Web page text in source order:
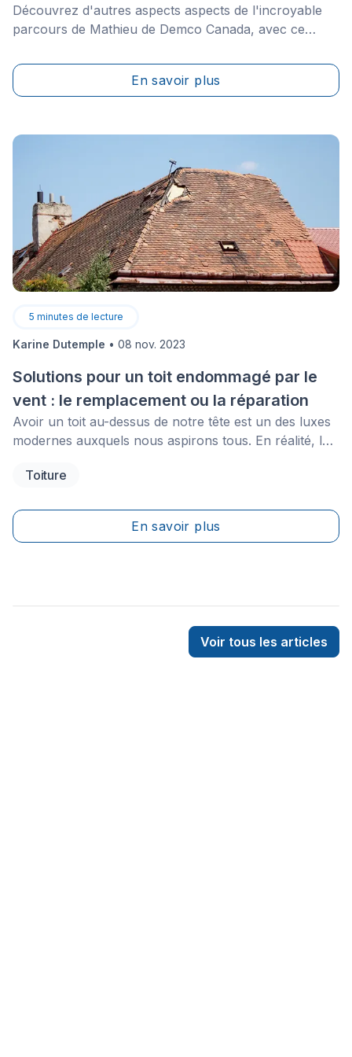
Découvrez d'autres aspects aspects de l'incroyable
parcours de Mathieu de Demco Canada, avec ce
En savoir plus
5 minutes de lecture
Karine Dutemple • 08 nov. 2023
Solutions pour un toit endommagé par le
vent : le remplacement ou la réparation
Avoir un toit au-dessus de notre tête est un des luxes
modernes auxquels nous aspirons tous. En réalité, le
seulement celui-ci empêche-t-il&nbsp;les éléments
il&nbsp;aide&nbsp;également à contrôler la
température intérieure.
Toiture
En savoir plus
Voir tous les articles